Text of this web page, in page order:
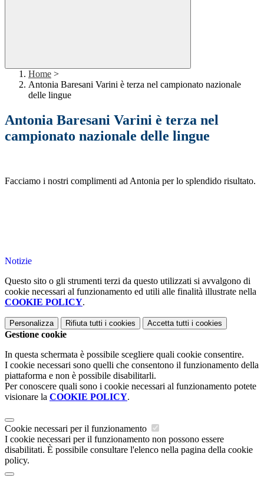
Home >
Antonia Baresani Varini è terza nel campionato nazionale
delle lingue
Antonia Baresani Varini è terza nel
campionato nazionale delle lingue
Facciamo i nostri complimenti ad Antonia per lo splendido risultato.
Notizie
Questo sito o gli strumenti terzi da questo utilizzati si avvalgono di
cookie necessari al funzionamento ed utili alle finalità illustrate nella
COOKIE POLICY.
Personalizza Rifiuta tutti i cookies Accetta tutti i cookies
Gestione cookie
In questa schermata è possibile scegliere quali cookie consentire.
I cookie necessari sono quelli che consentono il funzionamento della
piattaforma e non è possibile disabilitarli.
Per conoscere quali sono i cookie necessari al funzionamento potete
visionare la COOKIE POLICY.
Cookie necessari per il funzionamento
I cookie necessari per il funzionamento non possono essere
disabilitati. È possibile consultare l'elenco nella pagina della cookie
policy.